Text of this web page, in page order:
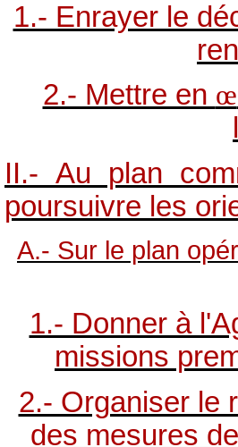
1.- Enrayer le
2.- Mettre en œ
II.- Au plan
poursuivre les
A.- Sur le plan
1.- Donner à
missions
2.- Organiser le
des mesures